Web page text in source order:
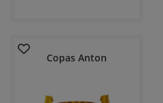
Copas Anton